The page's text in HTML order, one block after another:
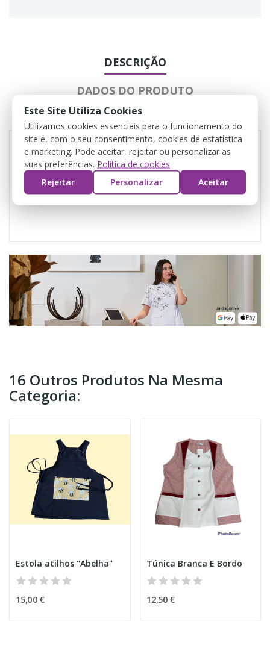
DESCRIÇÃO
DADOS DO PRODUTO
COMENTÁRIOS
16 Outros Produtos Na Mesma
Categoria:
Estola atilhos "Abelha"
15,00 €
Túnica Branca E Bordo
12,50 €
Este Site Utiliza Cookies
Utilizamos cookies essenciais para o funcionamento do
site e, com o seu consentimento, cookies de estatística
e marketing. Pode aceitar, rejeitar ou personalizar as
suas preferências. Política de cookies
Rejeitar
Personalizar Aceitar